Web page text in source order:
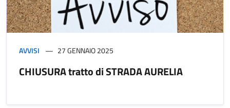
AVVISI 27 GENNAIO 2025
CHIUSURA tratto di STRADA AURELIA